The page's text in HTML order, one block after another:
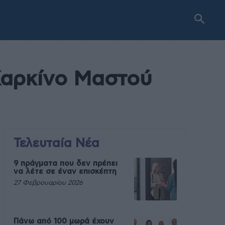
Μαστού
Τελευταία Νέα
9 πράγματα που δεν πρέπει
να λέτε σε έναν επισκέπτη
27 Φεβρουαρίου 2026
Πάνω από 100 μωρά έχουν